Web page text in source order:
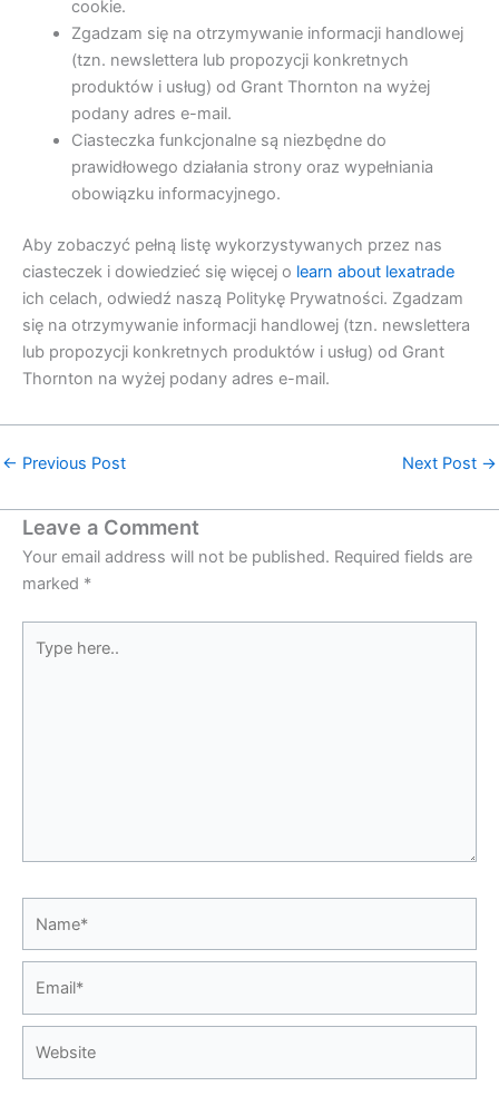
cookie.
Zgadzam się na otrzymywanie informacji handlowej
(tzn. newslettera lub propozycji konkretnych
produktów i usług) od Grant Thornton na wyżej
podany adres e-mail.
Ciasteczka funkcjonalne są niezbędne do
prawidłowego działania strony oraz wypełniania
obowiązku informacyjnego.
Aby zobaczyć pełną listę wykorzystywanych przez nas
ciasteczek i dowiedzieć się więcej o learn about lexatrade
ich celach, odwiedź naszą Politykę Prywatności. Zgadzam
się na otrzymywanie informacji handlowej (tzn. newslettera
lub propozycji konkretnych produktów i usług) od Grant
Thornton na wyżej podany adres e-mail.
← Previous Post Next Post →
Leave a Comment
Your email address will not be published. Required fields are
marked *
here..